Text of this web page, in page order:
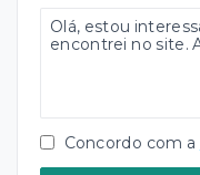
Concordo com a